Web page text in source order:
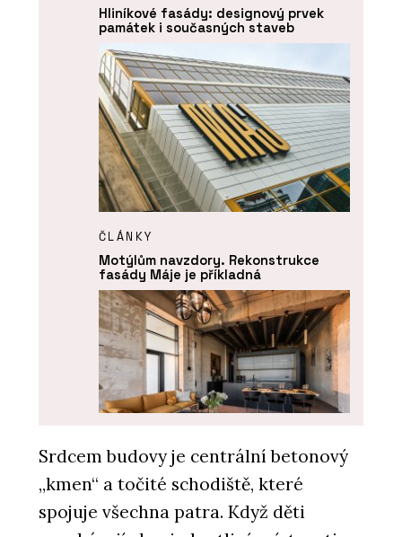
Hliníkové fasády: designový prvek
památek i současných staveb
ČLÁNKY
Motýlům navzdory. Rekonstrukce
fasády Máje je příkladná
ČLÁNKY
Poválečná továrna na letecké
přístroje Microna se proměnila na
Srdcem budovy je centrální betonový
„kmen“ a točité schodiště, které
spojuje všechna patra. Když děti